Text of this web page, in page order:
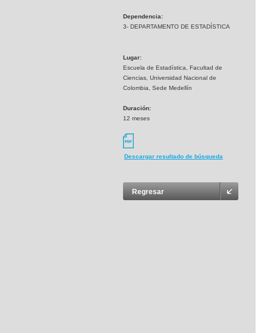
Dependencia:
3- DEPARTAMENTO DE ESTADÍSTICA
Lugar:
Escuela de Estadística, Facultad de
Ciencias, Universidad Nacional de
Colombia, Sede Medellín
Duración:
12 meses
Descargar resultado de búsqueda
Regresar